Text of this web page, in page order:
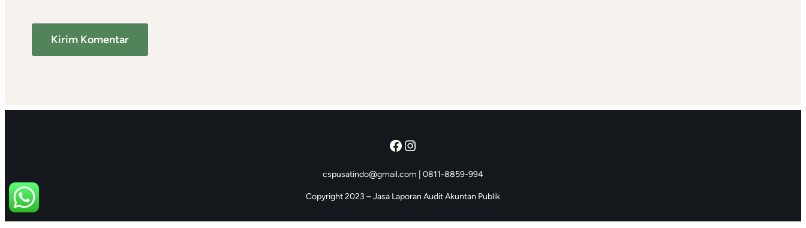
Facebook
Instagram
cspusatindo@gmail.com | 0811-8859-994
Copyright 2023 – Jasa Laporan Audit Akuntan Publik